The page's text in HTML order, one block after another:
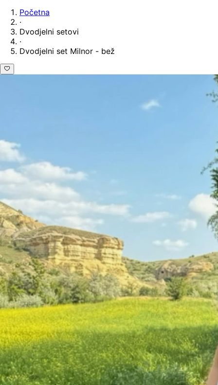
Početna
·
Dvodjelni setovi
·
Dvodjelni set Milnor - bež